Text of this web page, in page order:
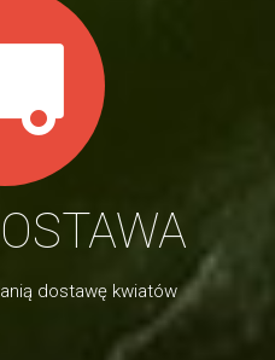
dostawę kwiatów